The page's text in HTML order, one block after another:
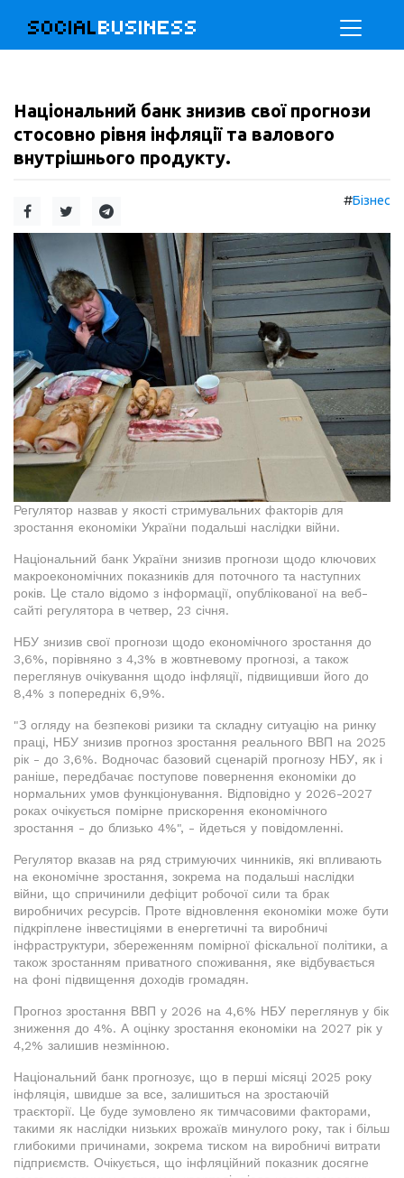
SOCIALBUSINESS
Національний банк знизив свої прогнози
стосовно рівня інфляції та валового
внутрішнього продукту.
#Бізнес
Регулятор назвав у якості стримувальних факторів для
зростання економіки України подальші наслідки війни.
Національний банк України знизив прогнози щодо ключових
макроекономічних показників для поточного та наступних
років. Це стало відомо з інформації, опублікованої на веб-
сайті регулятора в четвер, 23 січня.
НБУ знизив свої прогнози щодо економічного зростання до
3,6%, порівняно з 4,3% в жовтневому прогнозі, а також
переглянув очікування щодо інфляції, підвищивши його до
8,4% з попередніх 6,9%.
"З огляду на безпекові ризики та складну ситуацію на ринку
праці, НБУ знизив прогноз зростання реального ВВП на 2025
рік - до 3,6%. Водночас базовий сценарій прогнозу НБУ, як і
раніше, передбачає поступове повернення економіки до
нормальних умов функціонування. Відповідно у 2026-2027
роках очікується помірне прискорення економічного
зростання - до близько 4%", - йдеться у повідомленні.
Регулятор вказав на ряд стримуючих чинників, які впливають
на економічне зростання, зокрема на подальші наслідки
війни, що спричинили дефіцит робочої сили та брак
виробничих ресурсів. Проте відновлення економіки може бути
підкріплене інвестиціями в енергетичні та виробничі
інфраструктури, збереженням помірної фіскальної політики, а
також зростанням приватного споживання, яке відбувається
на фоні підвищення доходів громадян.
Прогноз зростання ВВП у 2026 на 4,6% НБУ переглянув у бік
зниження до 4%. А оцінку зростання економіки на 2027 рік у
4,2% залишив незмінною.
Національний банк прогнозує, що в перші місяці 2025 року
інфляція, швидше за все, залишиться на зростаючій
траєкторії. Це буде зумовлено як тимчасовими факторами,
такими як наслідки низьких врожаїв минулого року, так і більш
глибокими причинами, зокрема тиском на виробничі витрати
підприємств. Очікується, що інфляційний показник досягне